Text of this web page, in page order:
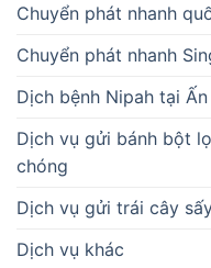
Chuyển phát nhanh
Chuyển phát nhanh
Dịch bệnh Nipah tại
Dịch vụ gửi bánh bột
chóng
Dịch vụ gửi trái cây
Dịch vụ khác